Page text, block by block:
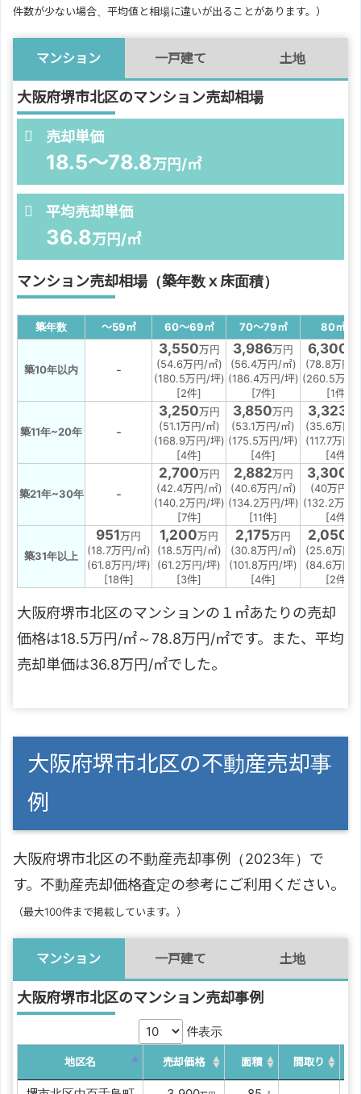
件数が少ない場合、平均値と相場に違いが出ることがあります。）
マンション 一戸建て 土地
大阪府堺市北区のマンション売却相場
売却単価
18.5～78.8万円/㎡
平均売却単価
36.8万円/㎡
マンション売却相場（築年数ｘ床面積）
築年数 ～59㎡ 60～69㎡ 70～79㎡ 80㎡
築10年以内 -
3,550万円
(54.6万円/㎡)
(180.5万円/坪)
[2件]
3,986万円
(56.4万円/㎡)
(186.4万円/坪)
[7件]
6,300
(78.8万円/
(260.5万円
[1件]
築11年~20年 -
3,250万円
(51.1万円/㎡)
(168.9万円/坪)
[4件]
3,850万円
(53.1万円/㎡)
(175.5万円/坪)
[4件]
3,323
(35.6万円/
(117.7万円/
[4件]
築21年~30年 -
2,700万円
(42.4万円/㎡)
(140.2万円/坪)
[7件]
2,882万円
(40.6万円/㎡)
(134.2万円/坪)
[11件]
3,300
(40万円/
(132.2万円
[4件]
築31年以上
951万円
(18.7万円/㎡)
(61.8万円/坪)
[18件]
1,200万円
(18.5万円/㎡)
(61.2万円/坪)
[3件]
2,175万円
(30.8万円/㎡)
(101.8万円/坪)
[4件]
2,050
(25.6万円/
(84.6万円/
[2件]
大阪府堺市北区のマンションの１㎡あたりの売却
価格は18.5万円/㎡～78.8万円/㎡です。また、平均
売却単価は36.8万円/㎡でした。
大阪府堺市北区の不動産売却事
例
大阪府堺市北区の不動産売却事例（2023年）で
す。不動産売却価格査定の参考にご利用ください。
（最大100件まで掲載しています。）
マンション 一戸建て 土地
大阪府堺市北区のマンション売却事例
件表示
地区名 売却価格 面積 間取り